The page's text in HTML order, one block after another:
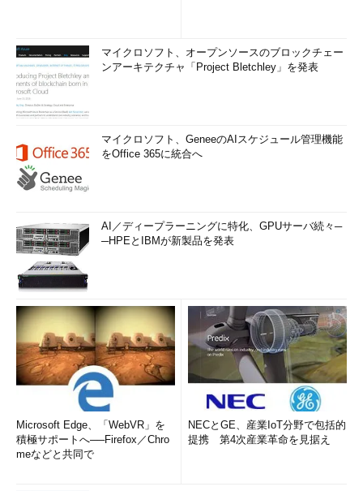
マイクロソフト、オープンソースのブロックチェー
ンアーキテクチャ「Project Bletchley」を発表
マイクロソフト、GeneeのAIスケジュール管理機能
をOffice 365に統合へ
AI／ディープラーニングに特化、GPUサーバ続々─
─HPEとIBMが新製品を発表
Microsoft Edge、「WebVR」を
積極サポートへ──Firefox／Chro
meなどと共同で
NECとGE、産業IoT分野で包括的
提携 第4次産業革命を見据え